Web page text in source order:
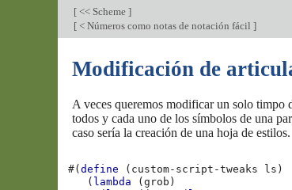
[ << Scheme ]
[ < Números como notas de notación fácil ]
Modificación de
A veces queremos modificar un solo timpo
todos y cada uno de los símbolos de una
caso sería la creación de una hoja de estilos.
#(define ( custom-script-tweaks ls )
( lambda (grob )